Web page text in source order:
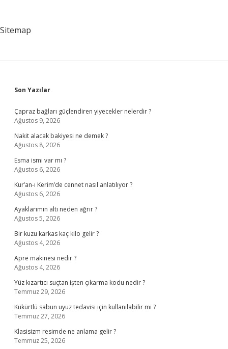
Sitemap
Sidebar
Son Yazılar
Çapraz bağları güçlendiren yiyecekler nelerdir ?
Ağustos 9, 2026
Nakit alacak bakiyesi ne demek ?
Ağustos 8, 2026
Esma ismi var mı ?
Ağustos 6, 2026
Kur’an-ı Kerim’de cennet nasıl anlatılıyor ?
Ağustos 6, 2026
Ayaklarımın altı neden ağrır ?
Ağustos 5, 2026
Bir kuzu karkas kaç kilo gelir ?
Ağustos 4, 2026
Apre makinesi nedir ?
Ağustos 4, 2026
Yüz kızartıcı suçtan işten çıkarma kodu nedir ?
Temmuz 29, 2026
Kükürtlü sabun uyuz tedavisi için kullanılabilir mi ?
Temmuz 27, 2026
Klasisizm resimde ne anlama gelir ?
Temmuz 25, 2026